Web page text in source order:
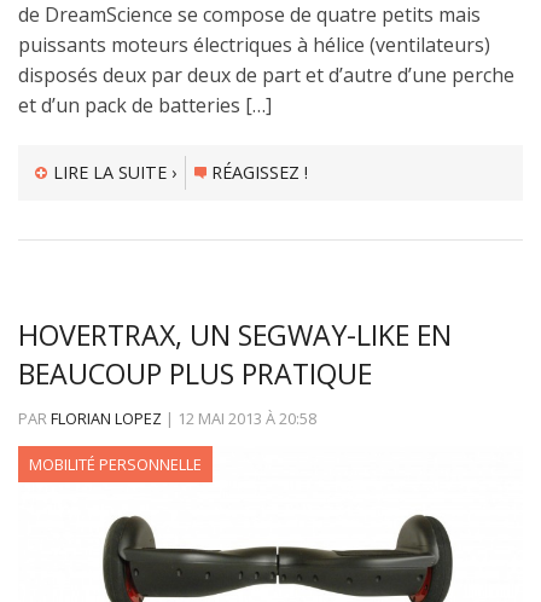
de DreamScience se compose de quatre petits mais
puissants moteurs électriques à hélice (ventilateurs)
disposés deux par deux de part et d’autre d’une perche
et d’un pack de batteries […]
LIRE LA SUITE › RÉAGISSEZ !
HOVERTRAX, UN SEGWAY-LIKE EN
BEAUCOUP PLUS PRATIQUE
PARFLORIAN LOPEZ | 12 MAI 2013 À20:58
MOBILITÉ PERSONNELLE